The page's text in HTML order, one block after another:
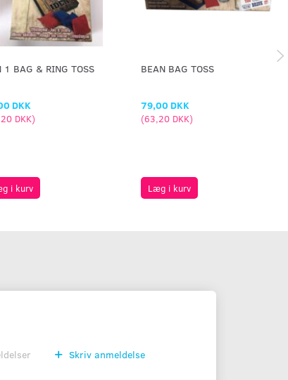
1 BAG & RING TOSS
DKK
DKK)
i kurv
BEAN BAG TOSS
79,00 DKK
(63,20 DKK)
Læg i kurv
Skriv anmeldelse